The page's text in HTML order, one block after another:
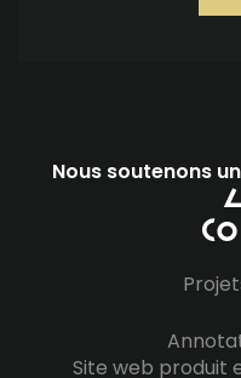
Nous soutenons
Site web produit